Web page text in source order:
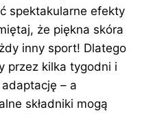
spektakularne efekty
że piękna skóra
inny sport! Dlatego
przez kilka tygodni i
– a
składniki mogą